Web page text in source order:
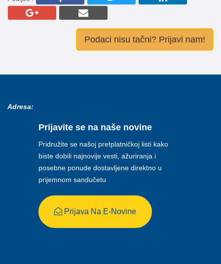
Podaci nisu tačni? Prijavi nam!
Adresa:
Prijavite se na naše novine
Pridružite se našoj pretplatničkoj listi kako
biste dobili najnovije vesti, ažuriranja i
posebne ponude dostavljene direktno u
prijemnom sandučetu
Prijava Na E-Novine